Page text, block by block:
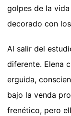
golpes de la
decorado con
Al salir del
diferente. Elena
erguida,
bajo la venda
frenético, pero